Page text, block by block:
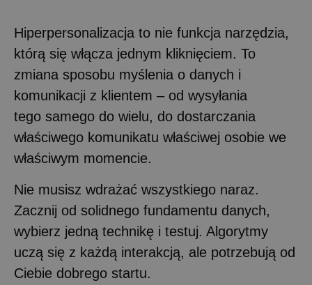
Hiperpersonalizacja to nie funkcja narzędzia,
którą się włącza jednym kliknięciem. To
zmiana sposobu myślenia o danych i
komunikacji z klientem – od wysyłania
tego samego do wielu, do dostarczania
właściwego komunikatu właściwej osobie we
właściwym momencie.
Nie musisz wdrażać wszystkiego naraz.
Zacznij od solidnego fundamentu danych,
wybierz jedną technikę i testuj. Algorytmy
uczą się z każdą interakcją, ale potrzebują od
Ciebie dobrego startu.